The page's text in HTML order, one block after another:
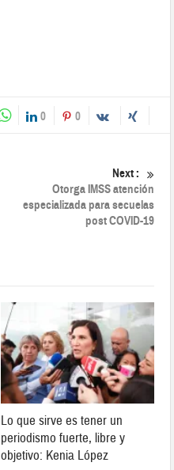
0 0
Next :
Otorga IMSS atención
especializada para secuelas
post COVID-19
Lo que sirve es tener un
periodismo fuerte, libre y
objetivo: Kenia López